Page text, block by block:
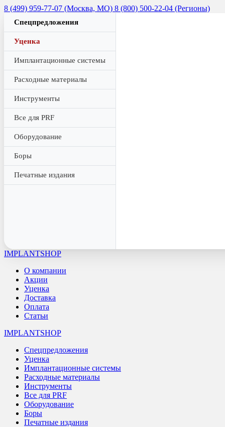
8 (499) 959-77-07 (Москва, МО) 8 (800) 500-22-04 (Регионы)
Спецпредложения
Уценка
Имплантационные системы
Расходные материалы
Инструменты
Все для PRF
Оборудование
Боры
Печатные издания
IMPLANTSHOP
О компании
Акции
Уценка
Доставка
Оплата
Статьи
IMPLANTSHOP
Спецпредложения
Уценка
Имплантационные системы
Расходные материалы
Инструменты
Все для PRF
Оборудование
Боры
Печатные издания